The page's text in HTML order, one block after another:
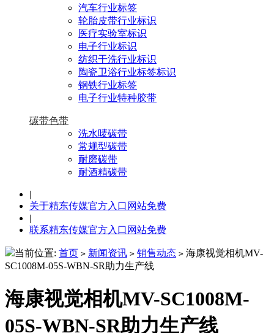
汽车行业标签
轮胎皮带行业标识
医疗实验室标识
电子行业标识
纺织干洗行业标识
陶瓷卫浴行业标签标识
钢铁行业标签
电子行业特种胶带
碳带色带
洗水唛碳带
常规型碳带
耐磨碳带
耐酒精碳带
|
关于精东传媒官方入口网站免费
|
联系精东传媒官方入口网站免费
当前位置: 首页 > 新闻资讯 > 销售动态 > 海康视觉相机MV-
SC1008M-05S-WBN-SR助力生产线
海康视觉相机MV-SC1008M-
05S-WBN-SR助力生产线